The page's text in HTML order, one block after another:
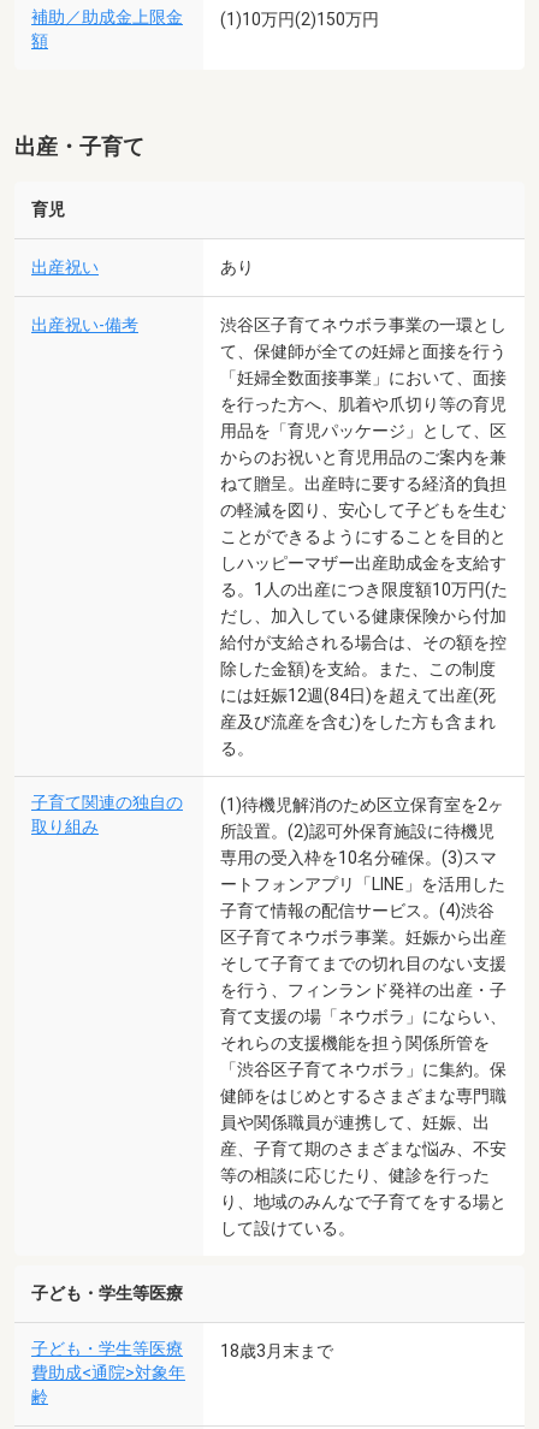
補助／助成金上限金
額
(1)10万円(2)150万円
出産・子育て
育児
出産祝い あり
出産祝い-備考
渋谷区子育てネウボラ事業の一環とし
て、保健師が全ての妊婦と面接を行う
「妊婦全数面接事業」において、面接
を行った方へ、肌着や爪切り等の育児
用品を「育児パッケージ」として、区
からのお祝いと育児用品のご案内を兼
ねて贈呈。出産時に要する経済的負担
の軽減を図り、安心して子どもを生む
ことができるようにすることを目的と
しハッピーマザー出産助成金を支給す
る。1人の出産につき限度額10万円(た
だし、加入している健康保険から付加
給付が支給される場合は、その額を控
除した金額)を支給。また、この制度
には妊娠12週(84日)を超えて出産(死
産及び流産を含む)をした方も含まれ
る。
子育て関連の独自の
取り組み
(1)待機児解消のため区立保育室を2ヶ
所設置。(2)認可外保育施設に待機児
専用の受入枠を10名分確保。(3)スマ
ートフォンアプリ「LINE」を活用した
子育て情報の配信サービス。(4)渋谷
区子育てネウボラ事業。妊娠から出産
そして子育てまでの切れ目のない支援
を行う、フィンランド発祥の出産・子
育て支援の場「ネウボラ」にならい、
それらの支援機能を担う関係所管を
「渋谷区子育てネウボラ」に集約。保
健師をはじめとするさまざまな専門職
員や関係職員が連携して、妊娠、出
産、子育て期のさまざまな悩み、不安
等の相談に応じたり、健診を行った
り、地域のみんなで子育てをする場と
して設けている。
子ども・学生等医療
子ども・学生等医療
費助成<通院>対象年
齢
18歳3月末まで